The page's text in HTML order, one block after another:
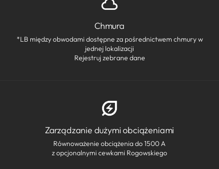
Chmura
*LB między obwodami dostępne za pośrednictwem chmury w
jednej lokalizacji
Rejestruj zebrane dane
Zarządzanie dużymi obciążeniami
Równoważenie obciążenia do 1500 A
z opcjonalnymi cewkami Rogowskiego